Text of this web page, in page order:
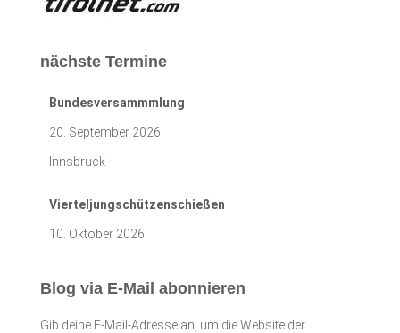
nächste Termine
Bundesversammmlung
20. September 2026
Innsbruck
Vierteljungschützenschießen
10. Oktober 2026
Blog via E-Mail abonnieren
Gib deine E-Mail-Adresse an, um die Website der